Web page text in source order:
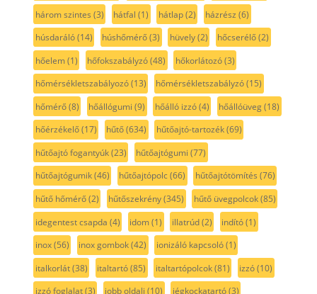
három szintes (3) hátfal (1) hátlap(2) házrész (6)
húsdaráló(14) húshőmérő(3) hüvely(2) hőcserélő(2)
hőelem(1) hőfokszabályzó(48) hőkorlátozó(3)
hőmérsékletszabályozó(13) hőmérsékletszabályzó(15)
hőmérő(8) hőállógumi (9) hőálló izzó(4) hőállóüveg(18)
hőérzékelő(17) hűtő(634) hűtőajtó-tartozék(69)
hűtőajtó fogantyúk(23) hűtőajtógumi (77)
hűtőajtógumik(46) hűtőajtópolc(66) hűtőajtótömítés (76)
hűtő hőmérő(2) hűtőszekrény(345) hűtő üvegpolcok(85)
idegentest csapda (4) idom(1) illatrúd(2) indító(1)
inox(56) inox gombok(42) ionizáló kapcsoló(1)
italkorlát(38) italtartó(85) italtartópolcok(81) izzó(10)
izzó foglalat(3) jobb oldali (10) jégkockatartó(3)